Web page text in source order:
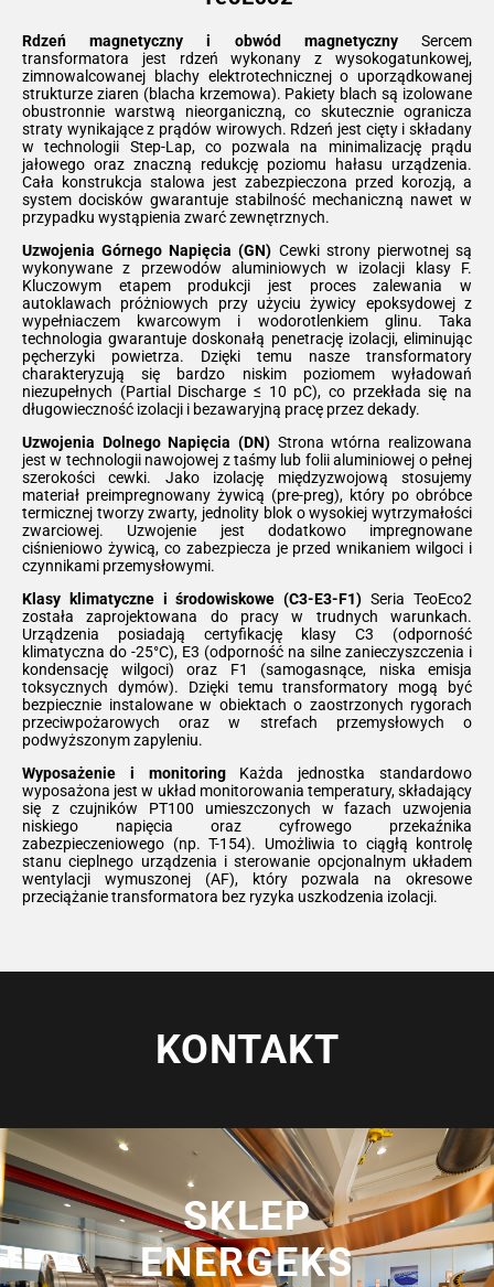
Rdzeń magnetyczny i obwód magnetycznySercem
transformatora jest rdzeń wykonany z wysokogatunkowej,
zimnowalcowanej blachy elektrotechnicznej o uporządkowanej
strukturze ziaren (blacha krzemowa). Pakiety blach są izolowane
obustronnie warstwą nieorganiczną, co skutecznie ogranicza
straty wynikające z prądów wirowych. Rdzeń jest cięty i składany
w technologii Step-Lap, co pozwala na minimalizację prądu
jałowego oraz znaczną redukcję poziomu hałasu urządzenia.
Cała konstrukcja stalowa jest zabezpieczona przed korozją, a
system docisków gwarantuje stabilność mechaniczną nawet w
przypadku wystąpienia zwarć zewnętrznych.
Uzwojenia Górnego Napięcia (GN) Cewki strony pierwotnej są
wykonywane z przewodów aluminiowych w izolacji klasy F.
Kluczowym etapem produkcji jest proces zalewania w
autoklawach próżniowych przy użyciu żywicy epoksydowej z
wypełniaczem kwarcowym i wodorotlenkiem glinu. Taka
technologia gwarantuje doskonałą penetrację izolacji, eliminując
pęcherzyki powietrza. Dzięki temu nasze transformatory
charakteryzują się bardzo niskim poziomem wyładowań
niezupełnych (Partial Discharge ≤ 10 pC), co przekłada się na
długowieczność izolacji i bezawaryjną pracę przez dekady.
Uzwojenia Dolnego Napięcia (DN) Strona wtórna realizowana
jest w technologii nawojowej z taśmy lub folii aluminiowej o pełnej
szerokości cewki. Jako izolację międzyzwojową stosujemy
materiał preimpregnowany żywicą (pre-preg), który po obróbce
termicznej tworzy zwarty, jednolity blok o wysokiej wytrzymałości
zwarciowej. Uzwojenie jest dodatkowo impregnowane
ciśnieniowo żywicą, co zabezpiecza je przed wnikaniem wilgoci i
czynnikami przemysłowymi.
Klasy klimatyczne i środowiskowe (C3-E3-F1) Seria TeoEco2
została zaprojektowana do pracy w trudnych warunkach.
Urządzenia posiadają certyfikację klasy C3 (odporność
klimatyczna do -25°C), E3 (odporność na silne zanieczyszczenia i
kondensację wilgoci) oraz F1 (samogasnące, niska emisja
toksycznych dymów). Dzięki temu transformatory mogą być
bezpiecznie instalowane w obiektach o zaostrzonych rygorach
przeciwpożarowych oraz w strefach przemysłowych o
podwyższonym zapyleniu.
Wyposażenie i monitoringKażda jednostka standardowo
wyposażona jest w układ monitorowania temperatury, składający
się z czujników PT100 umieszczonych w fazach uzwojenia
niskiego napięcia oraz cyfrowego przekaźnika
zabezpieczeniowego (np. T-154). Umożliwia to ciągłą kontrolę
stanu cieplnego urządzenia i sterowanie opcjonalnym układem
wentylacji wymuszonej (AF), który pozwala na okresowe
przeciążanie transformatora bez ryzyka uszkodzenia izolacji.
KONTAKT
SKLEP
ENERGEKS